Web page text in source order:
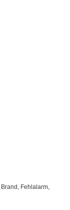
Brand , Fehlalarm,